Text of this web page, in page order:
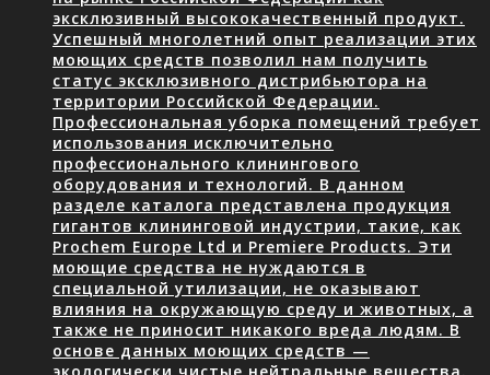
эксклюзивный высококачественный продукт.
Успешный многолетний опыт реализации этих
моющих средств позволил нам получить
статус эксклюзивного дистрибьютора на
территории Российской Федерации.
Профессиональная уборка помещений требует
использования исключительно
профессионального клинингового
оборудования и технологий. В данном
разделе каталога представлена продукция
гигантов клининговой индустрии, такие, как
Prochem Europe Ltd и Premiere Products. Эти
моющие средства не нуждаются в
специальной утилизации, не оказывают
влияния на окружающую среду и животных, а
также не приносит никакого вреда людям. В
основе данных моющих средств —